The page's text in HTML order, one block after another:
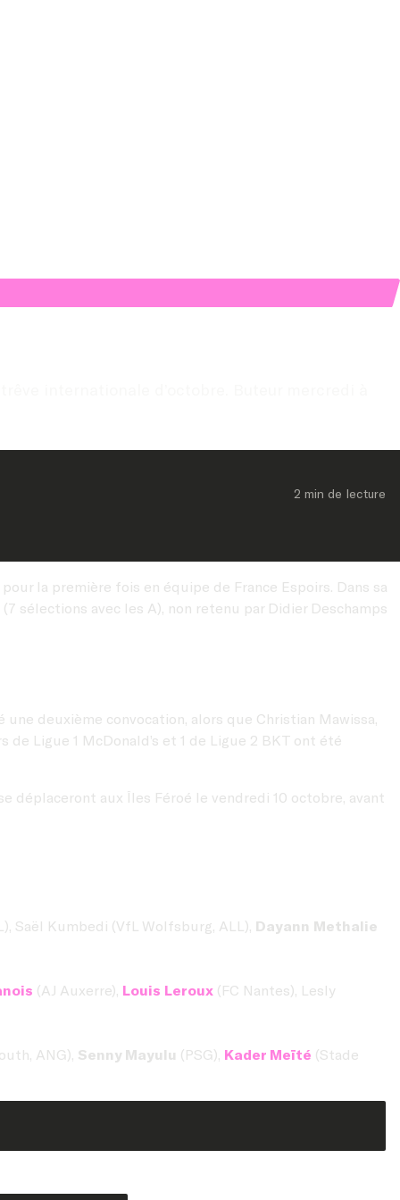
2 min de lecture
la première fois en équipe de France Espoirs. Dans sa
(7 sélections avec les A), non retenu par Didier Deschamps
une deuxième convocation, alors que Christian Mawissa,
Ligue 1 McDonald’s et 1 de Ligue 2 BKT ont été
déplaceront aux Îles Féroé le vendredi 10 octobre, avant
Saël Kumbedi (VfL Wolfsburg, ALL), Dayann Methalie
(AJ Auxerre), Louis Leroux (FC Nantes), Lesly
ANG), Senny Mayulu (PSG), Kader Meïté (Stade